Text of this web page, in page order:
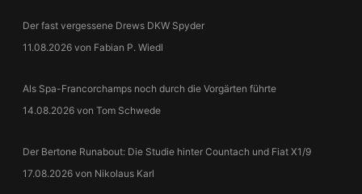
Der fast vergessene Drews DKW Spyder
11.08.2026 von Fabian P. Wiedl
Als Spa-Francorchamps noch durch die Vorgärten führte
14.08.2026 von Tom Schwede
Der Bertone Runabout: Die Studie hinter Countach und Fiat X1/9
17.08.2026 von Nikolaus Karl